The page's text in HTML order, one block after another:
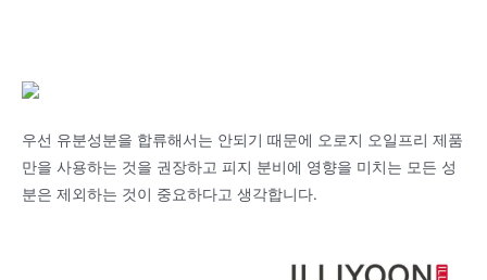
우선 유분성분을 합류해서는 안되기 때문에 오로지 오일프리 제품
만을 사용하는 것을 권장하고 피지 분비에 영향을 미치는 모든 성
분은 제외하는 것이 중요하다고 생각합니다.